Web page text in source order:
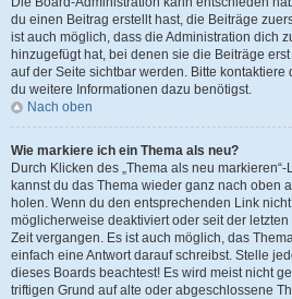
du einen Beitrag erstellt hast, die Beiträge
ist auch möglich, dass die Administration dich
hinzugefügt hat, bei denen sie die Beiträge
auf der Seite sichtbar werden. Bitte
du weitere Informationen dazu benötigst.
Nach oben
Wie markiere ich ein Thema als neu?
Durch Klicken des „Thema als neu
kannst du das Thema wieder ganz nach oben
holen. Wenn du den entsprechenden Link
möglicherweise deaktiviert oder seit der
Zeit vergangen. Es ist auch möglich, das
einfach eine Antwort darauf schreibst. Stelle
dieses Boards beachtest! Es wird meist nicht
triftigen Grund auf alte oder abgeschlossene